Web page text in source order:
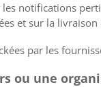
notifications
et sur la
par les
ou une